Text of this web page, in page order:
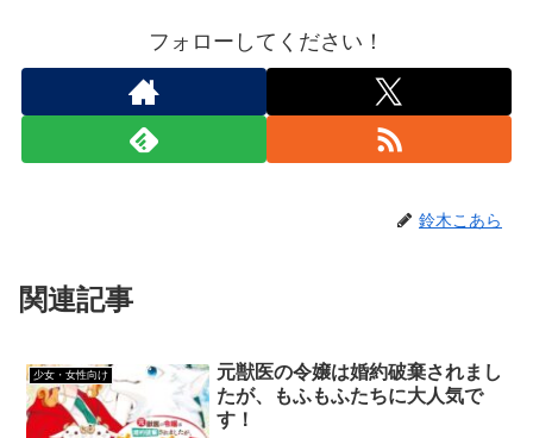
フォローしてください！
鈴木こあら
関連記事
少女・女性向け
元獣医の令嬢は婚約破棄されまし
たが、もふもふたちに大人気で
す！